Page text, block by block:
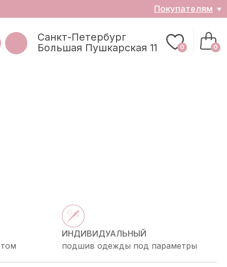
0
ИНДИВИДУАЛЬНЫЙ
подшив одежды под параметры